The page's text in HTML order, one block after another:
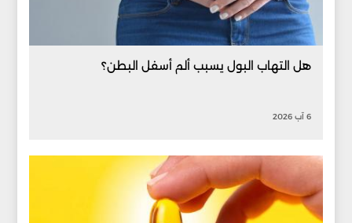
هل التهاب البول يسبب ألم أسفل البطن؟
6 آب 2026